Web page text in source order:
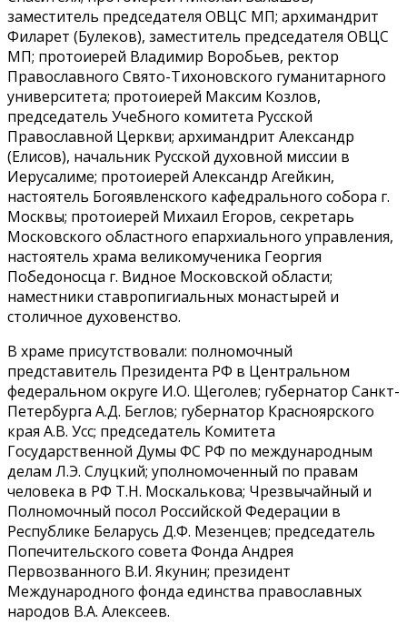
заместитель председателя ОВЦС МП; архимандрит
Филарет (Булеков), заместитель председателя ОВЦС
МП; протоиерей Владимир Воробьев, ректор
Православного Свято-Тихоновского гуманитарного
университета; протоиерей Максим Козлов,
председатель Учебного комитета Русской
Православной Церкви; архимандрит Александр
(Елисов), начальник Русской духовной миссии в
Иерусалиме; протоиерей Александр Агейкин,
настоятель Богоявленского кафедрального собора г.
Москвы; протоиерей Михаил Егоров, секретарь
Московского областного епархиального управления,
настоятель храма великомученика Георгия
Победоносца г. Видное Московской области;
наместники ставропигиальных монастырей и
столичное духовенство.
В храме присутствовали: полномочный
представитель Президента РФ в Центральном
федеральном округе И.О. Щеголев; губернатор Санкт-
Петербурга А.Д. Беглов; губернатор Красноярского
края А.В. Усс; председатель Комитета
Государственной Думы ФС РФ по международным
делам Л.Э. Слуцкий; уполномоченный по правам
человека в РФ Т.Н. Москалькова; Чрезвычайный и
Полномочный посол Российской Федерации в
Республике Беларусь Д.Ф. Мезенцев; председатель
Попечительского совета Фонда Андрея
Первозванного В.И. Якунин; президент
Международного фонда единства православных
народов В.А. Алексеев.